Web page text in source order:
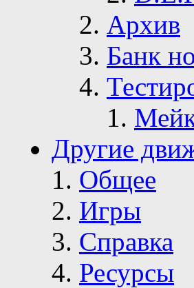
Архив
Банк
Другие
Общее
Игры
Справка
Ресурсы